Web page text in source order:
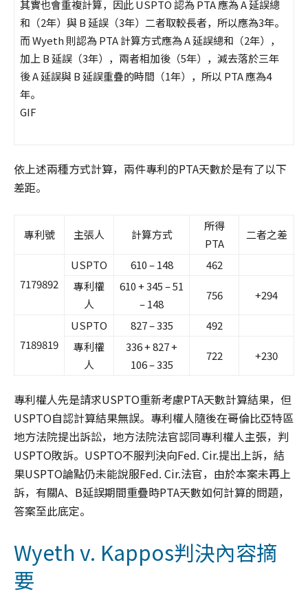
其實也會重複計算，因此 USPTO 認為 PTA 應為 A 延誤總
和（2年）與 B 延誤（3年）二者取較長者，所以應為3年。
而 Wyeth 則認為 PTA 計算方式應為 A 延誤總和（2年），
加上 B 延誤（3年），兩者相加後（5年），減去落於三年
後 A 延誤與 B 延誤重疊的時間（1年），所以 PTA 應為4
年。
GIF
依上述兩種方式計算，兩件專利的PTA天數於是有了以下
差距。
專利號 主張人 計算方式
所得
PTA
二者之差
7179892
USPTO 610 – 148
462
專利權
人
610 + 345 – 51
– 148
756 +294
7189819
USPTO 827 – 335
492
專利權
人
336 + 827 +
106 – 335
722 +230
專利權人先是請求USPTO重新考慮PTA天數計算結果，但
USPTO自認計算結果無誤。專利權人隨後在哥倫比亞特區
地方法院提出訴訟，地方法院法官認同專利權人主張，判
USPTO敗訴。USPTO不服判決向Fed. Cir.提出上訴，結
果USPTO論點仍未能說服Fed. Cir.法官，由於本案未再上
訴，有關A、B延誤期間重疊時PTA天數如何計算的問題，
答案至此底定。
Wyeth v. Kappos判決內容摘
要